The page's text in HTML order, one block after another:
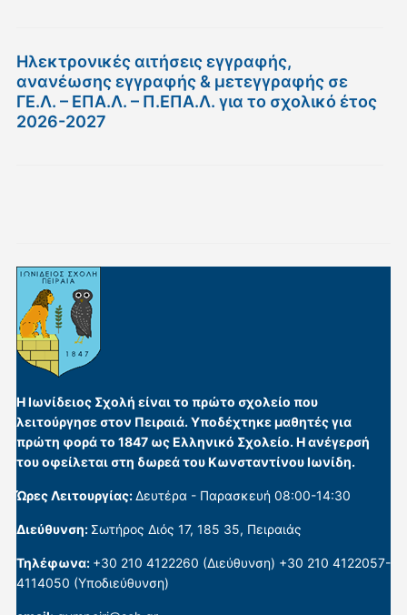
Ηλεκτρονικές αιτήσεις εγγραφής,
ανανέωσης εγγραφής & μετεγγραφής σε
ΓΕ.Λ. – ΕΠΑ.Λ. – Π.ΕΠΑ.Λ. για το σχολικό έτος
2026-2027
Η Ιωνίδειος Σχολή είναι το πρώτο σχολείο που
λειτούργησε στον Πειραιά. Υποδέχτηκε μαθητές για
πρώτη φορά το 1847 ως Ελληνικό Σχολείο. Η ανέγερσή
του οφείλεται στη δωρεά του Κωνσταντίνου Ιωνίδη.
Ώρες Λειτουργίας:Δευτέρα - Παρασκευή 08:00-14:30
Διεύθυνση: Σωτήρος Διός 17, 185 35, Πειραιάς
Τηλέφωνα: +30 210 4122260 (Διεύθυνση) +30 210 4122057-
4114050 (Υποδιεύθυνση)